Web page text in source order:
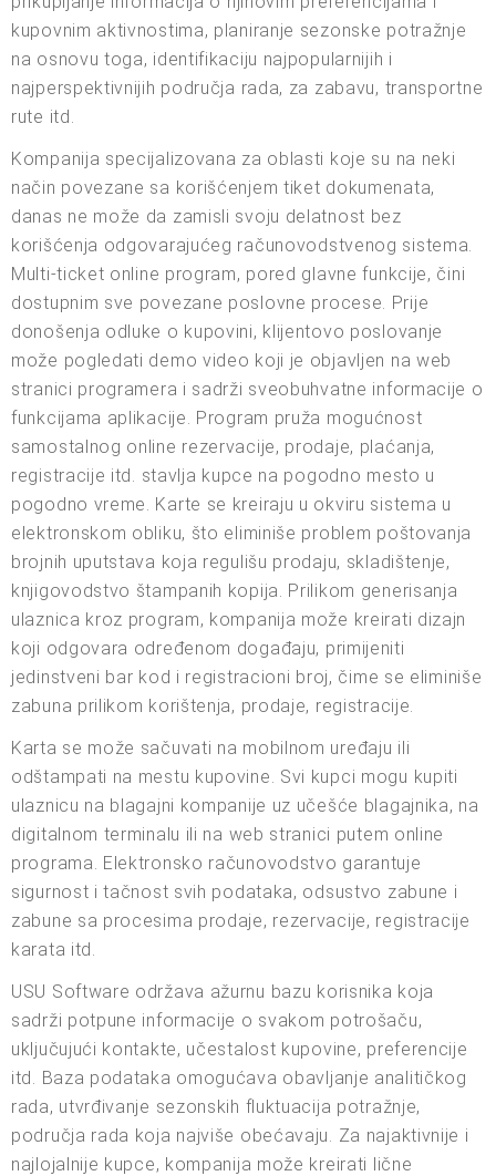
kupovnim aktivnostima, planiranje sezonske potražnje
na osnovu toga, identifikaciju najpopularnijih i
najperspektivnijih područja rada, za zabavu, transportne
rute itd.
Kompanija specijalizovana za oblasti koje su na neki
način povezane sa korišćenjem tiket dokumenata,
danas ne može da zamisli svoju delatnost bez
korišćenja odgovarajućeg računovodstvenog sistema.
Multi-ticket online program, pored glavne funkcije, čini
dostupnim sve povezane poslovne procese. Prije
donošenja odluke o kupovini, klijentovo poslovanje
može pogledati demo video koji je objavljen na web
stranici programera i sadrži sveobuhvatne informacije o
funkcijama aplikacije. Program pruža mogućnost
samostalnog online rezervacije, prodaje, plaćanja,
registracije itd. stavlja kupce na pogodno mesto u
pogodno vreme. Karte se kreiraju u okviru sistema u
elektronskom obliku, što eliminiše problem poštovanja
brojnih uputstava koja regulišu prodaju, skladištenje,
knjigovodstvo štampanih kopija. Prilikom generisanja
ulaznica kroz program, kompanija može kreirati dizajn
koji odgovara određenom događaju, primijeniti
jedinstveni bar kod i registracioni broj, čime se eliminiše
zabuna prilikom korištenja, prodaje, registracije.
Karta se može sačuvati na mobilnom uređaju ili
odštampati na mestu kupovine. Svi kupci mogu kupiti
ulaznicu na blagajni kompanije uz učešće blagajnika, na
digitalnom terminalu ili na web stranici putem online
programa. Elektronsko računovodstvo garantuje
sigurnost i tačnost svih podataka, odsustvo zabune i
zabune sa procesima prodaje, rezervacije, registracije
karata itd.
USU Software održava ažurnu bazu korisnika koja
sadrži potpune informacije o svakom potrošaču,
uključujući kontakte, učestalost kupovine, preferencije
itd. Baza podataka omogućava obavljanje analitičkog
rada, utvrđivanje sezonskih fluktuacija potražnje,
područja rada koja najviše obećavaju. Za najaktivnije i
najlojalnije kupce, kompanija može kreirati lične